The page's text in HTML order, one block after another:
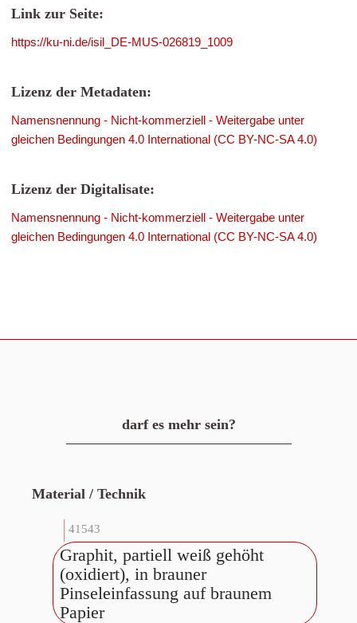
Link zur Seite:
https://ku-ni.de/isil_DE-MUS-026819_1009
Lizenz der Metadaten:
Namensnennung - Nicht-kommerziell - Weitergabe unter
gleichen Bedingungen 4.0 International (CC BY-NC-SA 4.0)
Lizenz der Digitalisate:
Namensnennung - Nicht-kommerziell - Weitergabe unter
gleichen Bedingungen 4.0 International (CC BY-NC-SA 4.0)
darf es mehr sein?
Material / Technik
41543
Graphit, partiell weiß gehöht
(oxidiert), in brauner
Pinseleinfassung auf braunem
Papier